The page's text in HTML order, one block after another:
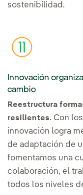
sostenibilidad.
Innovación
cambio
Reestructura
resilientes. Con
innovación logra
de adaptación de
fomentamos una
colaboración, el
todos los niveles